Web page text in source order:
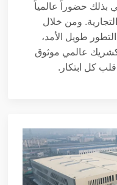
بذلك حضوراً عالمياً
ومن خلال
طويل الأمد،
كشريك عالمي موثوق
كل ابتكار.